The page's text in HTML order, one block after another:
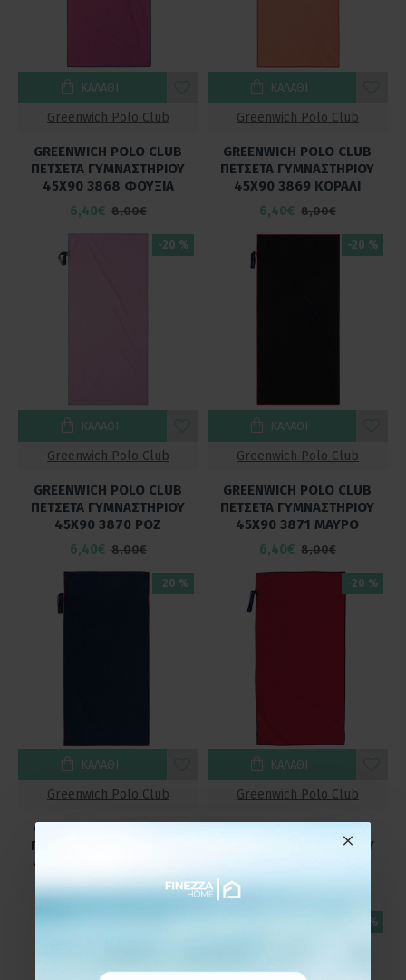
Greenwich Polo Club
GREENWICH POLO CLUB
ΠΕΤΣΕΤΑ ΓΥΜΝΑΣΤΗΡΙΟΥ
45Χ90 3868 ΦΟΥΞΙΑ
6,40€ 8,00€
ΚΑΛΆΘΙ
Greenwich Polo Club
GREENWICH POLO CLUB
ΠΕΤΣΕΤΑ ΓΥΜΝΑΣΤΗΡΙΟΥ
45Χ90 3869 ΚΟΡΑΛΙ
6,40€ 8,00€
ΚΑΛΆΘΙ
-20 %
Greenwich Polo Club
GREENWICH POLO CLUB
ΠΕΤΣΕΤΑ ΓΥΜΝΑΣΤΗΡΙΟΥ
45Χ90 3870 ΡΟΖ
6,40€ 8,00€
ΚΑΛΆΘΙ
-20 %
Greenwich Polo Club
GREENWICH POLO CLUB
ΠΕΤΣΕΤΑ ΓΥΜΝΑΣΤΗΡΙΟΥ
45Χ90 3871 ΜΑΥΡΟ
6,40€ 8,00€
ΚΑΛΆΘΙ
-20 %
Greenwich Polo Club
GREENWICH POLO CLUB
ΠΕΤΣΕΤΑ ΓΥΜΝΑΣΤΗΡΙΟΥ
45Χ90 4174 NAVY BLUE
6,40€ 8,00€
ΚΑΛΆΘΙ
-20 %
Greenwich Polo Club
GREENWICH POLO CLUB
ΠΕΤΣΕΤΑ ΓΥΜΝΑΣΤΗΡΙΟΥ
ΚΑΛΆΘΙ
-20 %